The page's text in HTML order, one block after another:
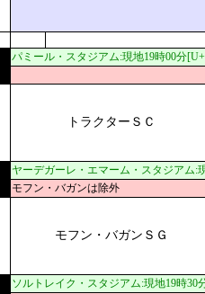
パミール・スタジアム:現地19時00分
トラクターＳＣ
ヤーデガーレ・エマーム・スタジアム:
モフン・バガンは除外
モフン・バガンＳＧ
ソルトレイク・スタジアム:現地19時30